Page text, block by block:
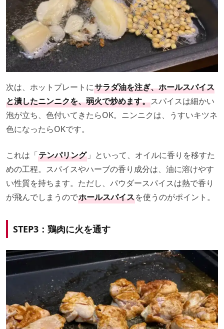
次は、ホットプレートにサラダ油を注ぎ、ホールスパイス
と潰したニンニクを、弱火で炒めます。スパイスは細かい
泡が立ち、色付いてきたらOK。ニンニクは、うすいキツネ
色になったらOKです。
これは「テンパリング 」といって、オイルに香りを移すた
めの工程。スパイスやハーブの香り成分は、油に溶けやす
い性質を持ちます。ただし、パウダースパイスは熱で香り
が飛んでしまうのでホールスパイスを使うのがポイント。
STEP3：鶏肉に火を通す